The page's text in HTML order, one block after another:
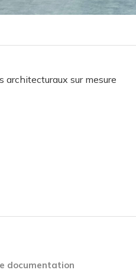
architecturaux sur mesure
documentation